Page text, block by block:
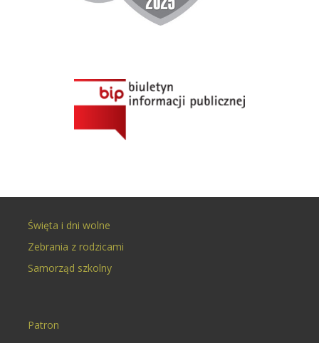
Święta i dni wolne
Zebrania z rodzicami
Samorząd szkolny
Patron